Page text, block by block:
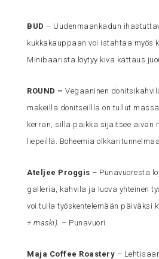
BUD – Uudenmaankadun
kukkakauppaan voi istahtaa myös
Minibaarista löytyy kiva kattaus
ROUND –Vegaaninen
makeilla donitseillla on tullut
kerran, sillä paikka sijaitsee aivan
liepeillä. Boheemia
Ateljee Proggis – Punavuoresta
galleria, kahvila ja luova yhteinen
voi tulla työskentelemään päiväksi
+ maski). – Punavuori
Maja Coffee Roastery –